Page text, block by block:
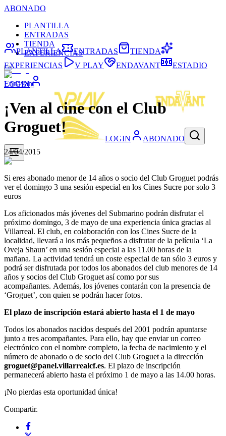
ABONADO
PLANTILLA
ENTRADAS
TIENDA
EXPERIENCIAS
LOGIN
LOGIN ABONADO
PLANTILLA ENTRADAS
TIENDA
EXPERIENCIAS
V PLAY ENDAVANT ESTADIO
Endavant
¡Ven al cine con el Club
Groguet!
24/04/2015
Si eres abonado menor de 14 años o socio del Club Groguet podrás
ver el domingo 3 una sesión especial en los Cines Sucre por solo 3
euros
Los aficionados más jóvenes del Submarino podrán disfrutar el
próximo domingo, 3 de mayo de una experiencia única gracias al
Villarreal. El club, en colaboración con los Cines Sucre de la
localidad, llevará a los más pequeños a disfrutar de la película ‘La
Oveja Shaun’ en una sesión especial a las 11.00 horas de la
mañana. La actividad tendrá un coste especial de tan sólo 3 euros y
podrá ser disfrutada por todos los abonados del club menores de 14
años y socios del Club Groguet así como por sus
acompañantes. Además, los jóvenes contarán con la presencia de
‘Groguet’, con quien se podrán hacer fotos.
El plazo de inscripción estará abierto hasta el 1 de mayo
Todos los abonados nacidos después del 2001 podrán apuntarse
junto a tres acompañantes. Para ello, hay que enviar un correo
electrónico con el nombre completo, la fecha de nacimiento y el
número de abonado o de socio del Club Groguet a la dirección
groguet@panel.villarrealcf.es. El plazo de inscripción
permanecerá abierto hasta el próximo 1 de mayo a las 14.00 horas.
¡No pierdas esta oportunidad única!
Compartir.